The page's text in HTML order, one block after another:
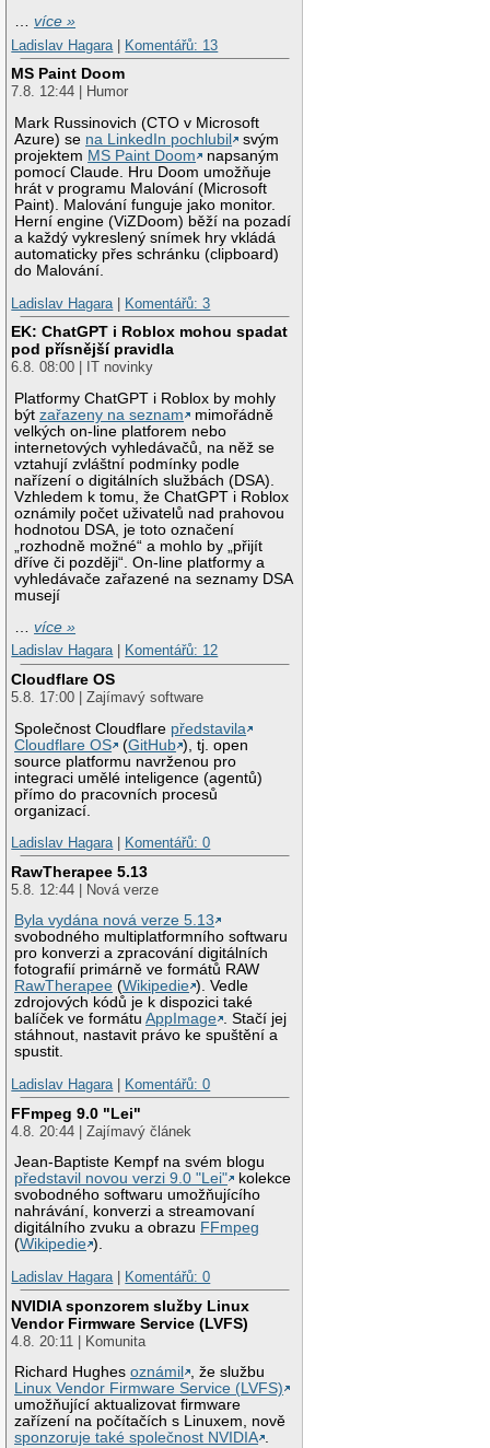
…více »
Ladislav Hagara
Komentářů: 13
MS Paint Doom
7.8. 12:44 | Humor
Mark Russinovich (CTO v Microsoft
Azure) se na LinkedIn pochlubil
svým
projektem MS Paint Doom
napsaným
pomocí Claude. Hru Doom umožňuje
hrát v programu Malování (Microsoft
Paint). Malování funguje jako monitor.
Herní engine (ViZDoom) běží na pozadí
a každý vykreslený snímek hry vkládá
automaticky přes schránku (clipboard)
do Malování.
Ladislav Hagara
Komentářů: 3
EK: ChatGPT i Roblox mohou spadat
pod přísnější pravidla
6.8. 08:00 | IT novinky
Platformy ChatGPT i Roblox by mohly
býtzařazeny na seznam
mimořádně
velkých on-line platforem nebo
internetových vyhledávačů, na něž se
vztahují zvláštní podmínky podle
nařízení o digitálních službách (DSA).
Vzhledem k tomu, že ChatGPT i Roblox
oznámily počet uživatelů nad prahovou
hodnotou DSA, je toto označení
„rozhodně možné“ a mohlo by „přijít
dříve či později“. On-line platformy a
vyhledávače zařazené na seznamy DSA
musejí
…více »
Ladislav Hagara| Komentářů: 12
Cloudflare OS
5.8. 17:00 | Zajímavý software
Společnost Cloudflare představila
Cloudflare OS
(GitHub ), tj. open
source platformu navrženou pro
integraci umělé inteligence (agentů)
přímo do pracovních procesů
organizací.
Ladislav Hagara| Komentářů: 0
RawTherapee 5.13
5.8. 12:44 | Nová verze
Byla vydána nová verze 5.13
svobodného multiplatformního softwaru
pro konverzi a zpracování digitálních
fotografií primárně ve formátů RAW
RawTherapee (Wikipedie ). Vedle
zdrojových kódů je k dispozici také
balíček ve formátuAppImage . Stačí jej
stáhnout, nastavit právo ke spuštění a
spustit.
Ladislav Hagara| Komentářů: 0
FFmpeg 9.0 "Lei"
4.8. 20:44 | Zajímavý článek
Jean-Baptiste Kempf na svém blogu
představil novou verzi 9.0 "Lei"
kolekce
svobodného softwaru umožňujícího
nahrávání, konverzi a streamovaní
digitálního zvuku a obrazu FFmpeg
(Wikipedie ).
Ladislav Hagara| Komentářů: 0
NVIDIA sponzorem služby Linux
Vendor Firmware Service (LVFS)
4.8. 20:11 | Komunita
Richard Hughesoznámil
, že službu
Linux Vendor Firmware Service (LVFS)
umožňující aktualizovat firmware
zařízení na počítačích s Linuxem, nově
sponzoruje také společnost NVIDIA .